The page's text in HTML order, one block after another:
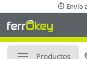
al
contenido
Envío
Productos